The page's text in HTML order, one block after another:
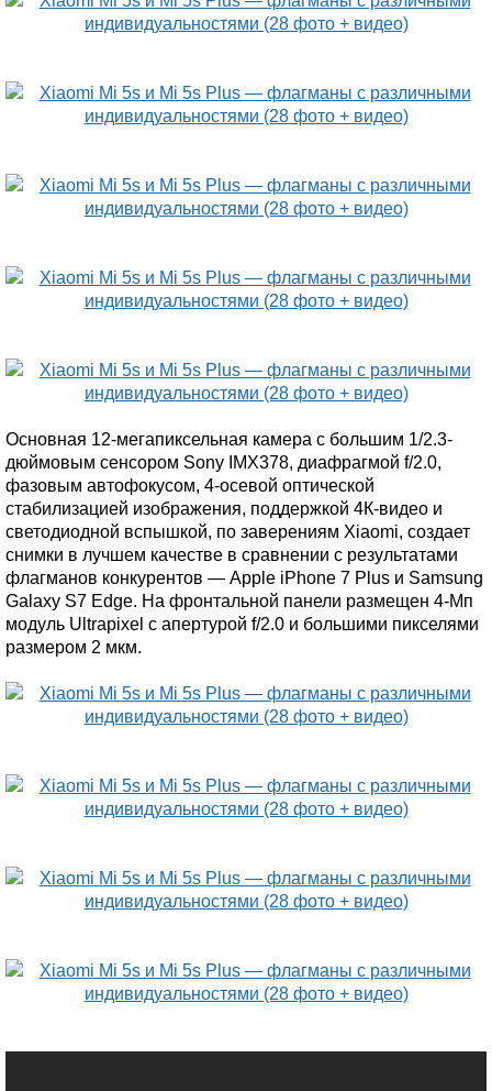
Основная 12-мегапиксельная камера с большим 1/2.3-
дюймовым сенсором Sony IMX378, диафрагмой f/2.0,
фазовым автофокусом, 4-осевой оптической
стабилизацией изображения, поддержкой 4К-видео и
светодиодной вспышкой, по заверениям Xiaomi, создает
снимки в лучшем качестве в сравнении с результатами
флагманов конкурентов — Apple iPhone 7 Plus и Samsung
Galaxy S7 Edge. На фронтальной панели размещен 4-Мп
модуль Ultrapixel с апертурой f/2.0 и большими пикселями
размером 2 мкм.